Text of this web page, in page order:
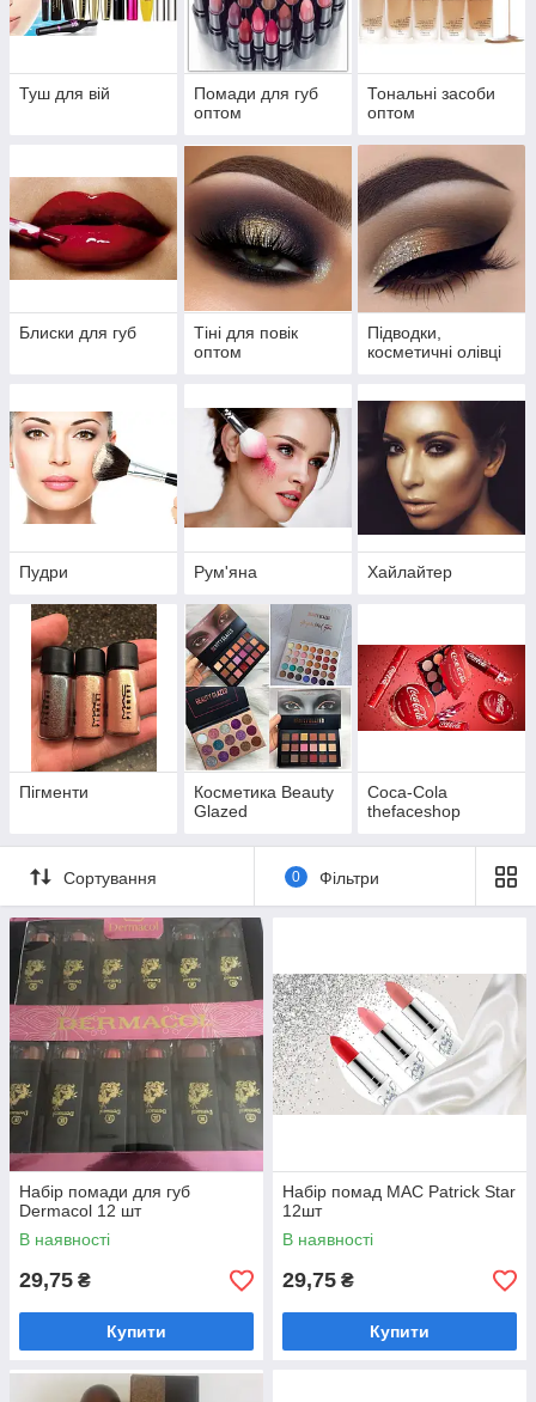
Вибрати косметику
Переваги замовлення декоративної
косметики в нашому інтернет-магазині
Демократична
Кращий
Висока якість
продукції
Постійні оновлення
каталогу
Отримати консультацію!
У топі продажів
за
Потрійна пудра mac a mermaid moment
Потрійна пудра mac a mermaid moment –
Якісна палітра в зручній упаковці за кращою
оптовою ціною!
Туш для вій
Помади для губ
оптом
Тональні засоби
оптом
Блиски для губ
Тіні для повік
оптом
Підводки,
косметичні олівці
Пудри Рум'яна Хайлайтер
Пігменти
Косметика Beauty
Glazed
Coca-Cola
thefaceshop
Сортування 0 Фільтри
Набір помади для губ
Dermacol 12 шт
В наявності
29,75 ₴
Купити
Набір помад MAC Patrick Star
12шт
В наявності
29,75 ₴
Купити